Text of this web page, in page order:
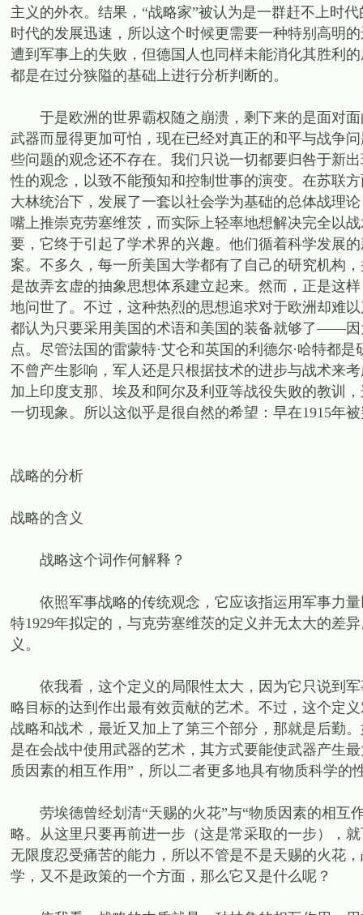
主义的外衣。结果，“战略家”被认为是一群赶不上时
时代的发展迅速，所以这个时候更需要一种特别高明
遭到军事上的失败，但德国人也同样未能消化其胜利
都是在过分狭隘的基础上进行分析判断的。
于是欧洲的世界霸权随之崩溃，剩下来的是面对面
武器而显得更加可怕，现在已经对真正的和平与战争
些问题的观念还不存在。我们只说一切都要归咎于新
性的观念，以致不能预知和控制世事的演变。在苏联
大林统治下，发展了一套以社会学为基础的总体战理
嘴上推崇克劳塞维茨，而实际上轻率地想解决完全以
要，它终于引起了学术界的兴趣。他们循着科学发展
案。不多久，每一所美国大学都有了自己的研究机构
是故弄玄虚的抽象思想体系建立起来。然而，正是这
地问世了。不过，这种热烈的思想追求对于欧洲却难
都认为只要采用美国的术语和美国的装备就够了——
点。尽管法国的雷蒙特·艾仑和英国的利德尔·哈特都
不曾产生影响，军人还是只根据技术的进步与战术来
加上印度支那、埃及和阿尔及利亚等战役失败的教训
一切现象。所以这似乎是很自然的希望：早在1915年
战略的分析
战略的含义
战略这个词作何解释？
依照军事战略的传统观念，它应该指运用军事力量
特1929年拟定的，与克劳塞维茨的定义并无太大的差
义。
依我看，这个定义的局限性太大，因为它只说到军
略目标的达到作出最有效贡献的艺术。不过，这个定
战略和战术，最近又加上了第三个部分，那就是后勤
是在会战中使用武器的艺术，其方式要能使武器产生
质因素的相互作用”，所以二者更多地具有物质科学的
劳埃德曾经划清“天赐的火花”与“物质因素的相互
略。从这里只要再前进一步（这是常采取的一步），
无限度忍受痛苦的能力，所以不管是不是天赐的火花
学，又不是政策的一个方面，那么它又是什么呢？